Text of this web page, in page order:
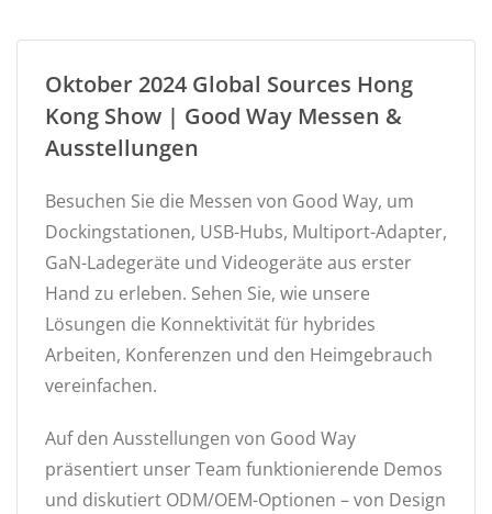
Oktober 2024 Global Sources Hong
Kong Show | Good Way Messen &
Ausstellungen
Besuchen Sie die Messen von Good Way, um
Dockingstationen, USB-Hubs, Multiport-Adapter,
GaN-Ladegeräte und Videogeräte aus erster
Hand zu erleben. Sehen Sie, wie unsere
Lösungen die Konnektivität für hybrides
Arbeiten, Konferenzen und den Heimgebrauch
vereinfachen.
Auf den Ausstellungen von Good Way
präsentiert unser Team funktionierende Demos
und diskutiert ODM/OEM-Optionen – von Design